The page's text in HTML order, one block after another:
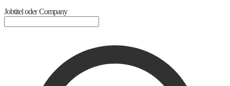
Jobtitel oder Company